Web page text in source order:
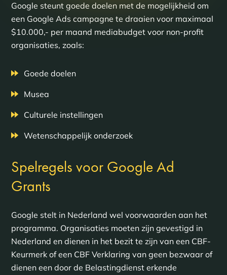
Google steunt goede doelen met de mogelijkheid om
een Google Ads campagne te draaien voor maximaal
$10.000,- per maand mediabudget voor non-profit
organisaties, zoals:
Goede doelen
Musea
Culturele instellingen
Wetenschappelijk onderzoek
Spelregels voor Google Ad
Grants
Google stelt in Nederland wel voorwaarden aan het
programma. Organisaties moeten zijn gevestigd in
Nederland en dienen in het bezit te zijn van een CBF-
Keurmerk of een CBF Verklaring van geen bezwaar of
dienen een door de Belastingdienst erkende